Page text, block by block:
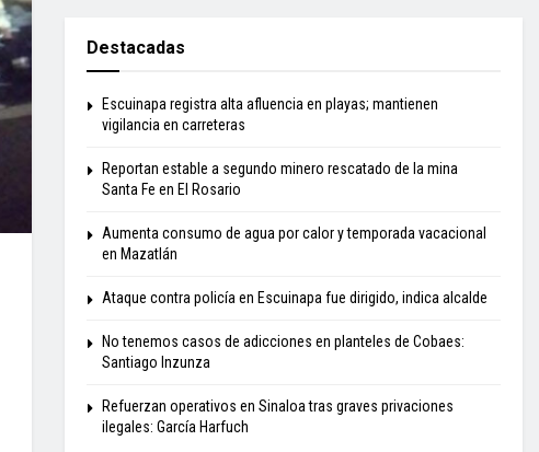
Destacadas
Escuinapa registra alta afluencia en playas; mantienen
vigilancia en carreteras
Reportan estable a segundo minero rescatado de la mina
Santa Fe en El Rosario
Aumenta consumo de agua por calor y temporada vacacional
en Mazatlán
Ataque contra policía en Escuinapa fue dirigido, indica alcalde
No tenemos casos de adicciones en planteles de Cobaes:
Santiago Inzunza
Refuerzan operativos en Sinaloa tras graves privaciones
ilegales: García Harfuch